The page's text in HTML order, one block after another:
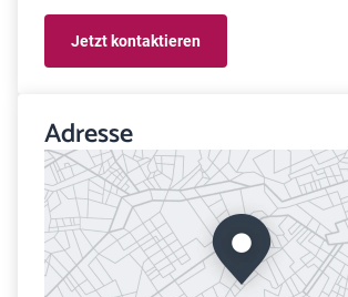
Jetzt kontaktieren
Adresse